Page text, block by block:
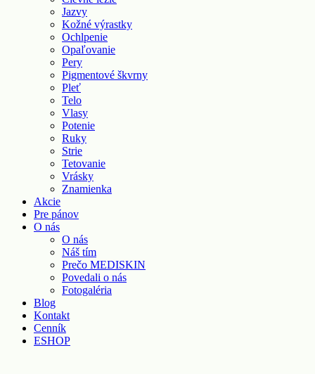
Jazvy
Kožné výrastky
Ochlpenie
Opaľovanie
Pery
Pigmentové škvrny
Pleť
Telo
Vlasy
Potenie
Ruky
Strie
Tetovanie
Vrásky
Znamienka
Akcie
Pre pánov
O nás
O nás
Náš tím
Prečo MEDISKIN
Povedali o nás
Fotogaléria
Blog
Kontakt
Cenník
ESHOP